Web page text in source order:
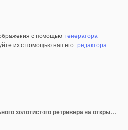
с помощью генератора
их с помощью нашего редактора
Снимок очаровательного золотистого ретривера на открытом воздухе в селективном фокусе